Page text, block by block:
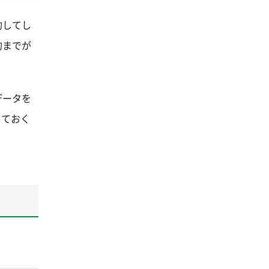
てし
でが
タを
おく